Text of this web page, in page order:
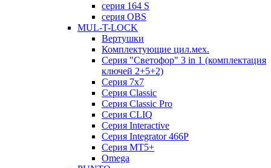
серия 164 S
серия OBS
MUL-T-LOCK
Вертушки
Комплектующие цил.мех.
Серия "Светофор" 3 in 1 (комплектация
ключей 2+5+2)
Серия 7х7
Серия Classic
Серия Classic Pro
Серия CLIQ
Серия Interactive
Серия Integrator 466P
Серия MT5+
Omega